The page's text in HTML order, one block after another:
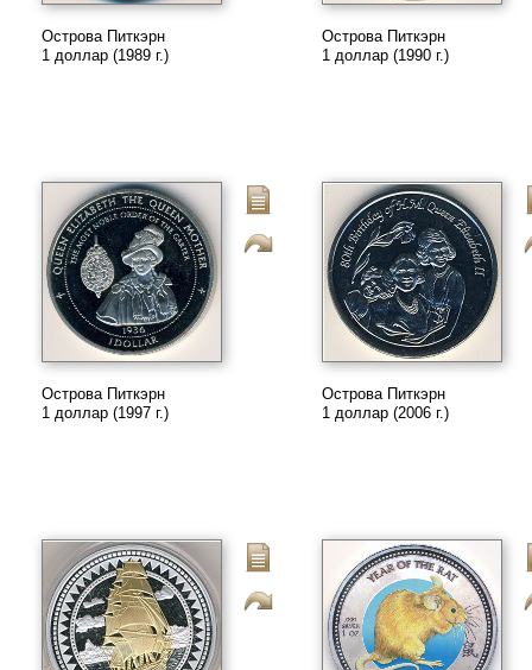
Острова Питкэрн
1 доллар (1989 г.)
Острова Питкэрн
1 доллар (1990 г.)
Острова Питкэрн
1 доллар (1997 г.)
Острова Питкэрн
1 доллар (2006 г.)